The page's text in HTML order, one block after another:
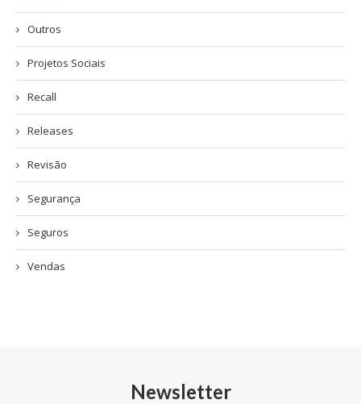
Outros
Projetos Sociais
Recall
Releases
Revisão
Segurança
Seguros
Vendas
Newsletter